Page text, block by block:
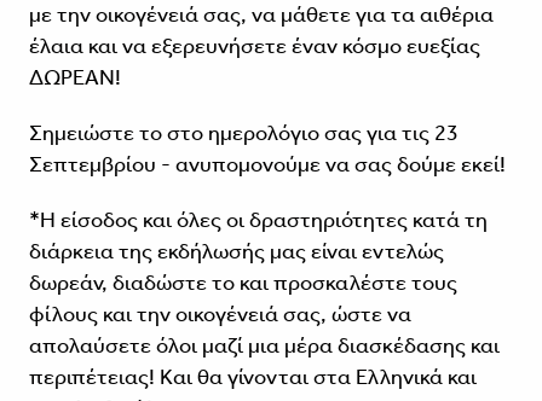
με την οικογένειά σας, να μάθετε για τα αιθέρια
έλαια και να εξερευνήσετε έναν κόσμο ευεξίας
ΔΩΡΕΑΝ!
Σημειώστε το στο ημερολόγιο σας για τις 23
Σεπτεμβρίου - ανυπομονούμε να σας δούμε εκεί!
*Η είσοδος και όλες οι δραστηριότητες κατά τη
διάρκεια της εκδήλωσής μας είναι εντελώς
δωρεάν, διαδώστε το και προσκαλέστε τους
φίλους και την οικογένειά σας, ώστε να
απολαύσετε όλοι μαζί μια μέρα διασκέδασης και
περιπέτειας! Και θα γίνονται στα Ελληνικά και